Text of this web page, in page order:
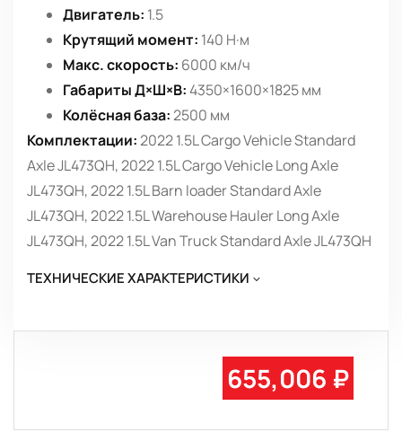
Двигатель: 1.5
Крутящий момент: 140 Н·м
Макс. скорость: 6000 км/ч
Габариты Д×Ш×В: 4350×1600×1825 мм
Колёсная база:2500 мм
Комплектации:2022 1.5L Cargo Vehicle Standard
Axle JL473QH, 2022 1.5L Cargo Vehicle Long Axle
JL473QH, 2022 1.5L Barn loader Standard Axle
JL473QH, 2022 1.5L Warehouse Hauler Long Axle
JL473QH, 2022 1.5L Van Truck Standard Axle JL473QH
ТЕХНИЧЕСКИЕ ХАРАКТЕРИСТИКИ
655,006 ₽